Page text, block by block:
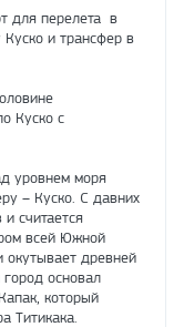
для перелета в
Куско и трансфер в
Куско с
уровнем моря
– Куско. С давних
считается
всей Южной
древней
основал
который
Титикака.